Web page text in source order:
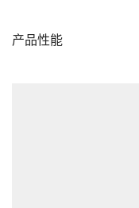
产品性能